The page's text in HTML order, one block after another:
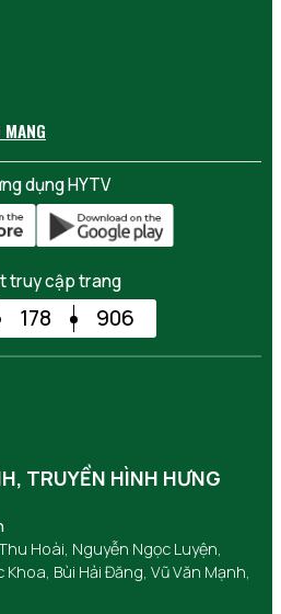
dụng HYTV
truy cập trang
178 906
TRUYỀN HÌNH HƯNG
Hoài, Nguyễn Ngọc Luyện,
Bùi Hải Đăng, Vũ Văn Mạnh,